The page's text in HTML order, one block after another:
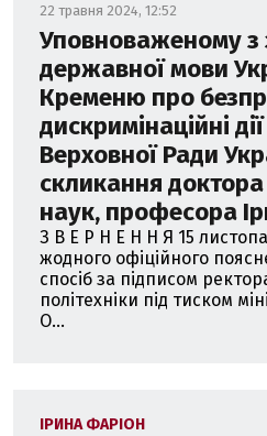
22 травня 2024, 12:52
Уповноваженому з
державної мови
Кременю про
дискримінаційні
Верховної Ради
скликання
наук, професора
З В Е Р Н Е Н Н Я 15
жодного офіційного
спосіб за підписом
політехніки під тиском
О...
ІРИНА ФАРІОН